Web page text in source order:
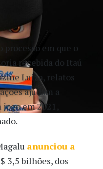
processo em que o
recebida do Itaú
Luiza, relatos
ajudam a
jogo em 2021,
anunciou a
3,5 bilhões, dos